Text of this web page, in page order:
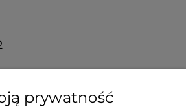
prywatność